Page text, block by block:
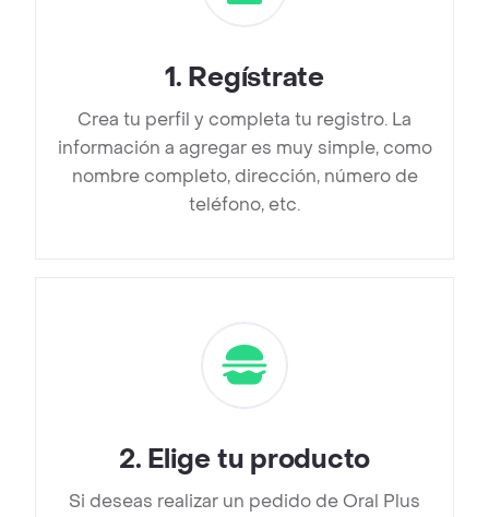
1. Regístrate
Crea tu perfil y completa tu registro. La
información a agregar es muy simple, como
nombre completo, dirección, número de
teléfono, etc.
2. Elige tu producto
Si deseas realizar un pedido de Oral Plus